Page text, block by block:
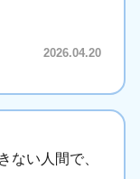
2026.04.20
ない人間で、